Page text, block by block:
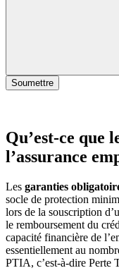
Soumettre
Qu’est-ce que
l’assurance
Les garanties
socle de protection
lors de la souscription
le remboursement du
capacité financière de
essentiellement au
PTIA, c’est-à-dire Perte